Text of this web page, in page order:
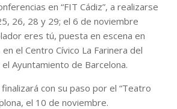
en “FIT Cádiz”, a realizarse
26, 28 y 29; el 6 de noviembre
eres tú, puesta en escena en
el Centro Cívico La Farinera del
Ayuntamiento de Barcelona.
con su paso por el “Teatro
el 10 de noviembre.